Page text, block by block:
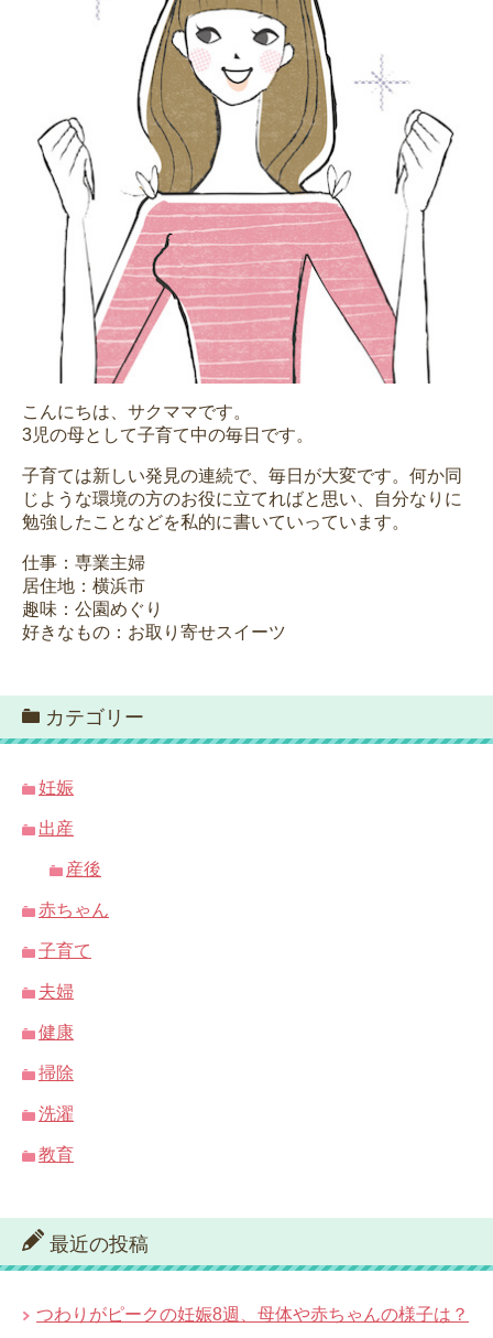
こんにちは、サクママです。
3児の母として子育て中の毎日です。
子育ては新しい発見の連続で、毎日が大変です。何か同
じような環境の方のお役に立てればと思い、自分なりに
勉強したことなどを私的に書いていっています。
仕事：専業主婦
居住地：横浜市
趣味：公園めぐり
好きなもの：お取り寄せスイーツ
カテゴリー
妊娠
出産
産後
赤ちゃん
子育て
夫婦
健康
掃除
洗濯
教育
最近の投稿
つわりがピークの妊娠8週、母体や赤ちゃんの様子は？